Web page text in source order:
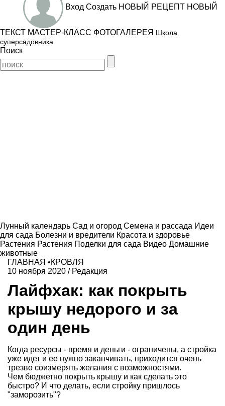
Вход Создать НОВЫЙ РЕЦЕПТ НОВЫЙ
ТЕКСТ МАСТЕР-КЛАСС ФОТОГАЛЕРЕЯ Школа
суперсадовника
Поиск
Лунный календарь Сад и огород Семена и рассада Идеи
для сада Болезни и вредители Красота и здоровье
Растения Растения Поделки для сада Видео Домашние
животные
ГЛАВНАЯ •КРОВЛЯ
10 ноября 2020 / Редакция
Лайфхак: как покрыть
крышу недорого и за
один день
Когда ресурсы - время и деньги - ограничены, а стройка
уже идет и ее нужно заканчивать, приходится очень
трезво соизмерять желания с возможностями.
Чем бюджетно покрыть крышу и как сделать это
быстро? И что делать, если стройку пришлось
"заморозить"?